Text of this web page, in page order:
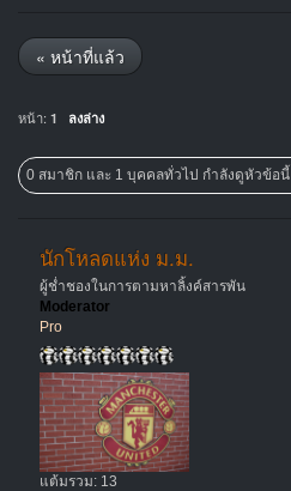
« หน้าที่แล้ว
หน้า: 1 ลงล่าง
0 สมาชิก และ 1 บุคคลทั่วไป กำลังดูหัวข้อนี้
นักโหลดแห่ง ม.ม.
ผู้ช่ำชองในการตามหาลิ้งค์สารพัน
Moderator
Pro
แต้มรวม: 13